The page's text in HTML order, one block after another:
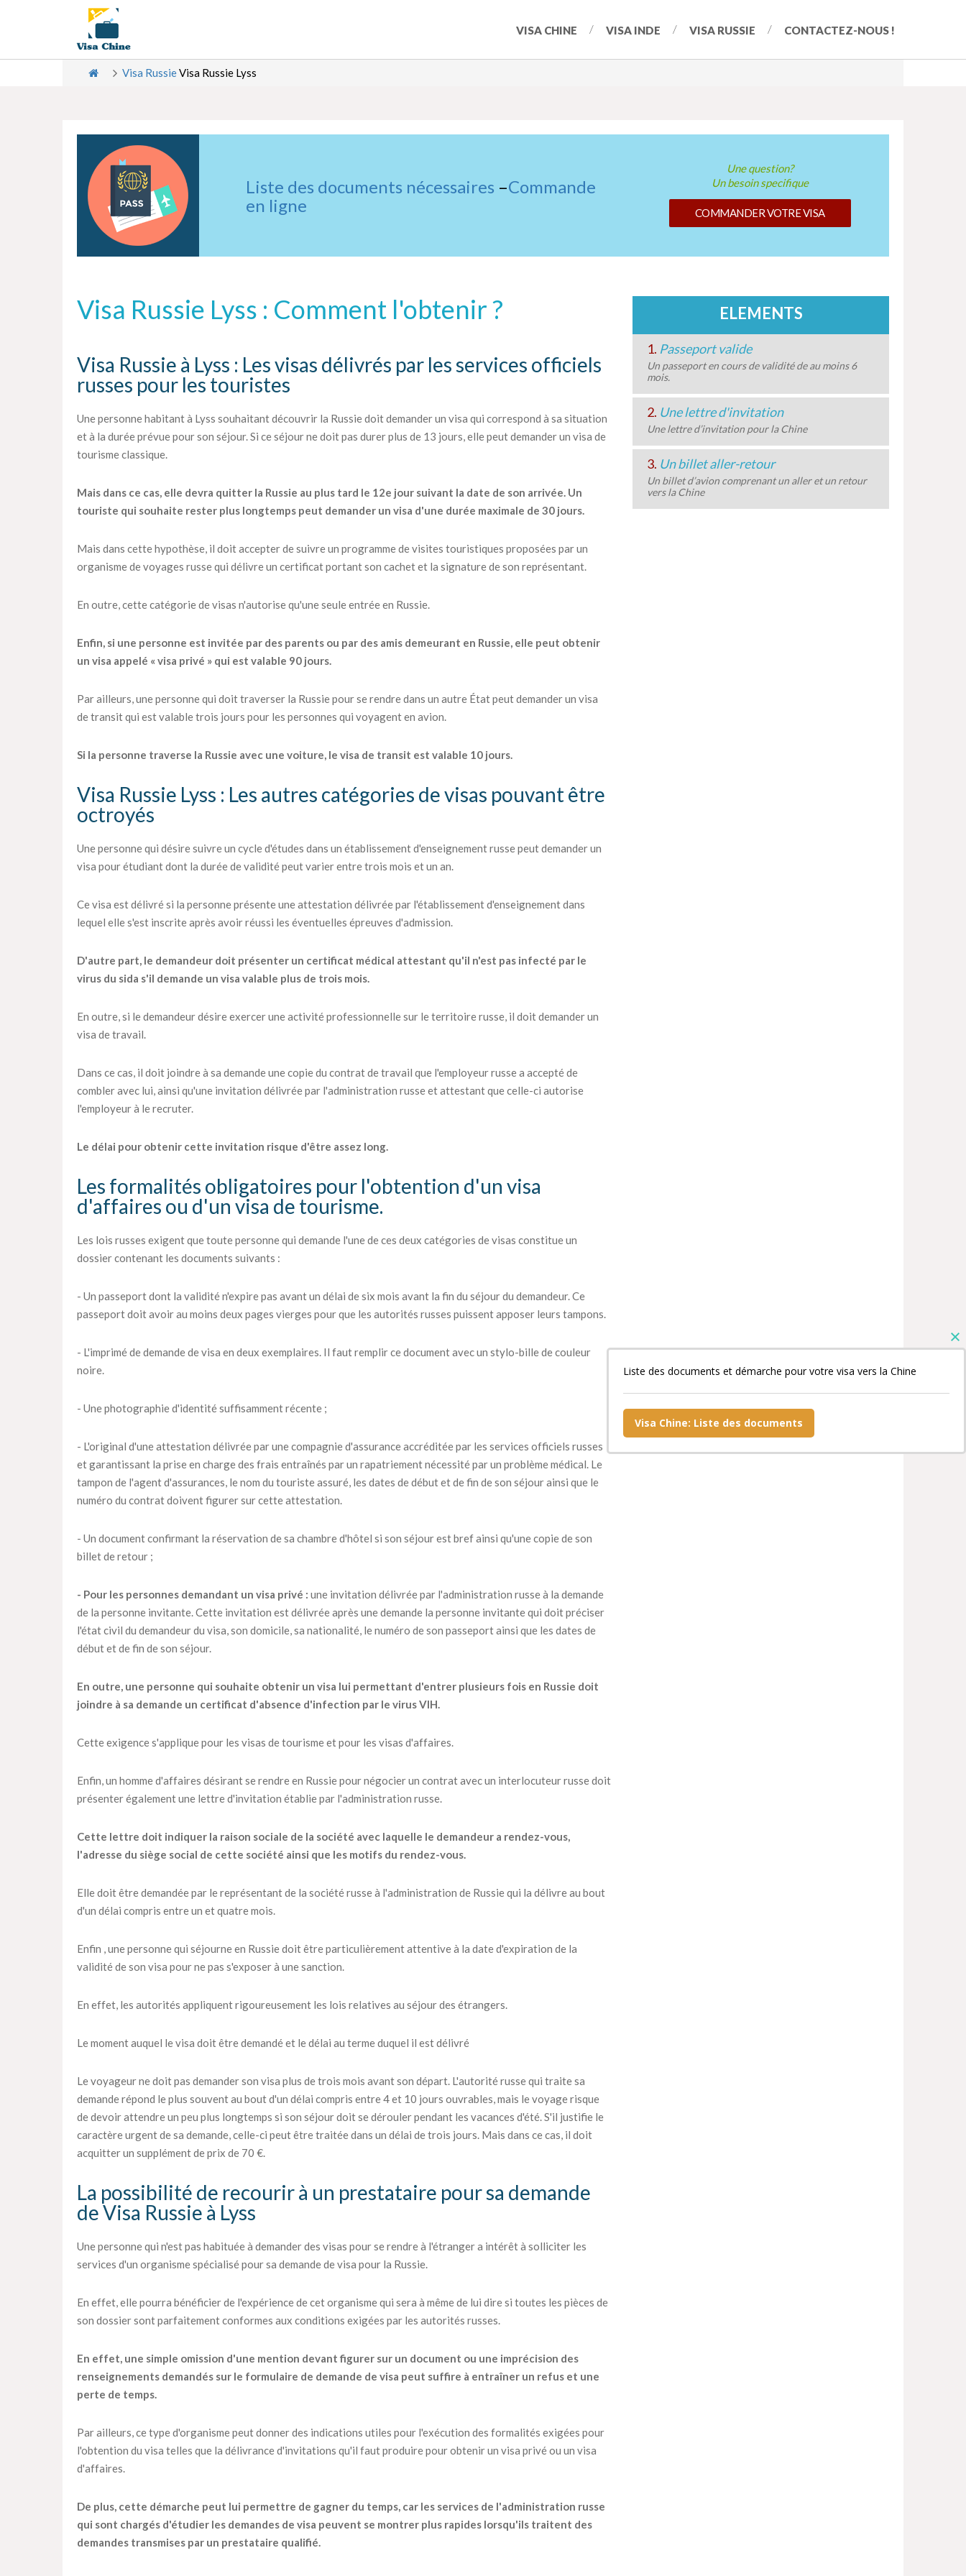
VISA CHINE VISA INDE VISA RUSSIE CONTACTEZ-NOUS !
Visa RussieVisa Russie Lyss
Liste des documents nécessaires –Commande
en ligne
Une question?
Un besoin specifique
COMMANDER VOTRE VISA
Visa Russie Lyss : Comment l'obtenir ?
Visa Russie à Lyss : Les visas délivrés par les services officiels
russes pour les touristes
Une personne habitant à Lyss souhaitant découvrir la Russie doit demander un visa qui correspond à sa situation
et à la durée prévue pour son séjour. Si ce séjour ne doit pas durer plus de 13 jours, elle peut demander un visa de
tourisme classique.
Mais dans ce cas, elle devra quitter la Russie au plus tard le 12e jour suivant la date de son arrivée. Un
touriste qui souhaite rester plus longtemps peut demander un visa d'une durée maximale de 30 jours.
Mais dans cette hypothèse, il doit accepter de suivre un programme de visites touristiques proposées par un
organisme de voyages russe qui délivre un certificat portant son cachet et la signature de son représentant.
En outre, cette catégorie de visas n'autorise qu'une seule entrée en Russie.
Enfin, si une personne est invitée par des parents ou par des amis demeurant en Russie, elle peut obtenir
un visa appelé « visa privé » qui est valable 90 jours.
Par ailleurs, une personne qui doit traverser la Russie pour se rendre dans un autre État peut demander un visa
de transit qui est valable trois jours pour les personnes qui voyagent en avion.
Si la personne traverse la Russie avec une voiture, le visa de transit est valable 10 jours.
Visa Russie Lyss : Les autres catégories de visas pouvant être
octroyés
Une personne qui désire suivre un cycle d'études dans un établissement d'enseignement russe peut demander un
visa pour étudiant dont la durée de validité peut varier entre trois mois et un an.
Ce visa est délivré si la personne présente une attestation délivrée par l'établissement d'enseignement dans
lequel elle s'est inscrite après avoir réussi les éventuelles épreuves d'admission.
D'autre part, le demandeur doit présenter un certificat médical attestant qu'il n'est pas infecté par le
virus du sida s'il demande un visa valable plus de trois mois.
En outre, si le demandeur désire exercer une activité professionnelle sur le territoire russe, il doit demander un
visa de travail.
Dans ce cas, il doit joindre à sa demande une copie du contrat de travail que l'employeur russe a accepté de
combler avec lui, ainsi qu'une invitation délivrée par l'administration russe et attestant que celle-ci autorise
l'employeur à le recruter.
Le délai pour obtenir cette invitation risque d'être assez long.
Les formalités obligatoires pour l'obtention d'un visa
d'affaires ou d'un visa de tourisme.
Les lois russes exigent que toute personne qui demande l'une de ces deux catégories de visas constitue un
dossier contenant les documents suivants :
- Un passeport dont la validité n'expire pas avant un délai de six mois avant la fin du séjour du demandeur. Ce
passeport doit avoir au moins deux pages vierges pour que les autorités russes puissent apposer leurs tampons.
- L'imprimé de demande de visa en deux exemplaires. Il faut remplir ce document avec un stylo-bille de couleur
noire.
- Une photographie d'identité suffisamment récente ;
- L'original d'une attestation délivrée par une compagnie d'assurance accréditée par les services officiels russes
et garantissant la prise en charge des frais entraînés par un rapatriement nécessité par un problème médical. Le
tampon de l'agent d'assurances, le nom du touriste assuré, les dates de début et de fin de son séjour ainsi que le
numéro du contrat doivent figurer sur cette attestation.
- Un document confirmant la réservation de sa chambre d'hôtel si son séjour est bref ainsi qu'une copie de son
billet de retour ;
- Pour les personnes demandant un visa privé : une invitation délivrée par l'administration russe à la demande
de la personne invitante. Cette invitation est délivrée après une demande la personne invitante qui doit préciser
l'état civil du demandeur du visa, son domicile, sa nationalité, le numéro de son passeport ainsi que les dates de
début et de fin de son séjour.
En outre, une personne qui souhaite obtenir un visa lui permettant d'entrer plusieurs fois en Russie doit
joindre à sa demande un certificat d'absence d'infection par le virus VIH.
Cette exigence s'applique pour les visas de tourisme et pour les visas d'affaires.
Enfin, un homme d'affaires désirant se rendre en Russie pour négocier un contrat avec un interlocuteur russe doit
présenter également une lettre d'invitation établie par l'administration russe.
Cette lettre doit indiquer la raison sociale de la société avec laquelle le demandeur a rendez-vous,
l'adresse du siège social de cette société ainsi que les motifs du rendez-vous.
Elle doit être demandée par le représentant de la société russe à l'administration de Russie qui la délivre au bout
d'un délai compris entre un et quatre mois.
Enfin , une personne qui séjourne en Russie doit être particulièrement attentive à la date d'expiration de la
validité de son visa pour ne pas s'exposer à une sanction.
En effet, les autorités appliquent rigoureusement les lois relatives au séjour des étrangers.
Le moment auquel le visa doit être demandé et le délai au terme duquel il est délivré
Le voyageur ne doit pas demander son visa plus de trois mois avant son départ. L'autorité russe qui traite sa
demande répond le plus souvent au bout d'un délai compris entre 4 et 10 jours ouvrables, mais le voyage risque
de devoir attendre un peu plus longtemps si son séjour doit se dérouler pendant les vacances d'été. S'il justifie le
caractère urgent de sa demande, celle-ci peut être traitée dans un délai de trois jours. Mais dans ce cas, il doit
acquitter un supplément de prix de 70 €.
La possibilité de recourir à un prestataire pour sa demande
de Visa Russie à Lyss
Une personne qui n'est pas habituée à demander des visas pour se rendre à l'étranger a intérêt à solliciter les
services d'un organisme spécialisé pour sa demande de visa pour la Russie.
En effet, elle pourra bénéficier de l'expérience de cet organisme qui sera à même de lui dire si toutes les pièces de
son dossier sont parfaitement conformes aux conditions exigées par les autorités russes.
En effet, une simple omission d'une mention devant figurer sur un document ou une imprécision des
renseignements demandés sur le formulaire de demande de visa peut suffire à entraîner un refus et une
perte de temps.
Par ailleurs, ce type d'organisme peut donner des indications utiles pour l'exécution des formalités exigées pour
l'obtention du visa telles que la délivrance d'invitations qu'il faut produire pour obtenir un visa privé ou un visa
d'affaires.
De plus, cette démarche peut lui permettre de gagner du temps, car les services de l'administration russe
qui sont chargés d'étudier les demandes de visa peuvent se montrer plus rapides lorsqu'ils traitent des
demandes transmises par un prestataire qualifié.
ELEMENTS
1. Passeport valide
Un passeport en cours de validité de au moins 6
mois.
2. Une lettre d'invitation
Une lettre d’invitation pour la Chine
3. Un billet aller-retour
Un billet d’avion comprenant un aller et un retour
vers la Chine
Liste des documents et démarche pour votre visa vers la Chine
Visa Chine: Liste des documents